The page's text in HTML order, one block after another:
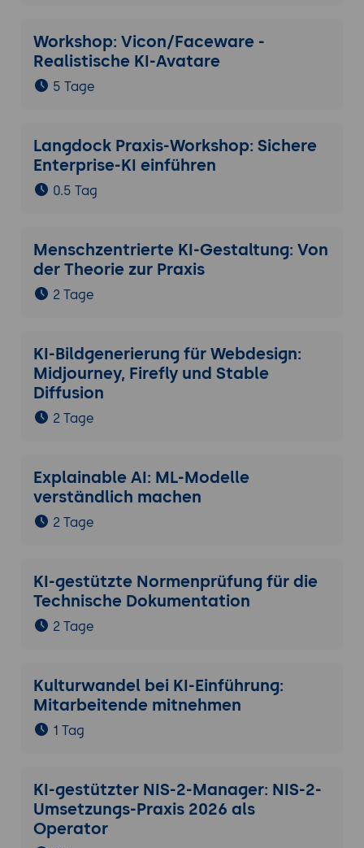
Workshop: Vicon/Faceware -
Realistische KI-Avatare
5 Tage
Langdock Praxis-Workshop: Sichere
Enterprise-KI einführen
0.5 Tag
Menschzentrierte KI-Gestaltung: Von
der Theorie zur Praxis
2 Tage
KI-Bildgenerierung für Webdesign:
Midjourney, Firefly und Stable
Diffusion
2 Tage
Explainable AI: ML-Modelle
verständlich machen
2 Tage
KI-gestützte Normenprüfung für die
Technische Dokumentation
2 Tage
Kulturwandel bei KI-Einführung:
Mitarbeitende mitnehmen
1 Tag
KI-gestützter NIS-2-Manager: NIS-2-
Umsetzungs-Praxis 2026 als
Operator